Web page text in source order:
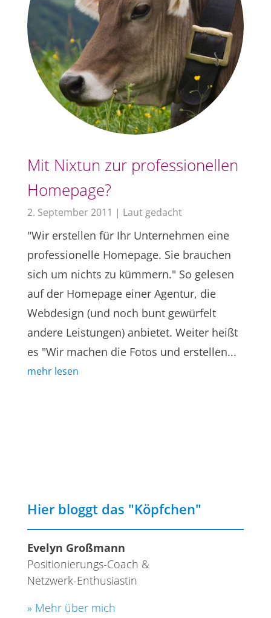
Mit Nixtun zur professionellen
Homepage?
2. September 2011 | Laut gedacht
"Wir erstellen für Ihr Unternehmen eine
professionelle Homepage. Sie brauchen
sich um nichts zu kümmern." So gelesen
auf der Homepage einer Agentur, die
Webdesign (und noch bunt gewürfelt
andere Leistungen) anbietet. Weiter heißt
es "Wir machen die Fotos und erstellen...
mehr lesen
Hier bloggt das "Köpfchen"
Evelyn Großmann
Positionierungs-Coach &
Netzwerk-Enthusiastin
» Mehr über mich